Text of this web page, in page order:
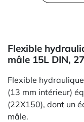
Flexible
mâle 15L DIN,
Flexible
(13 mm intérieur)
(22X150), dont un
mâle.